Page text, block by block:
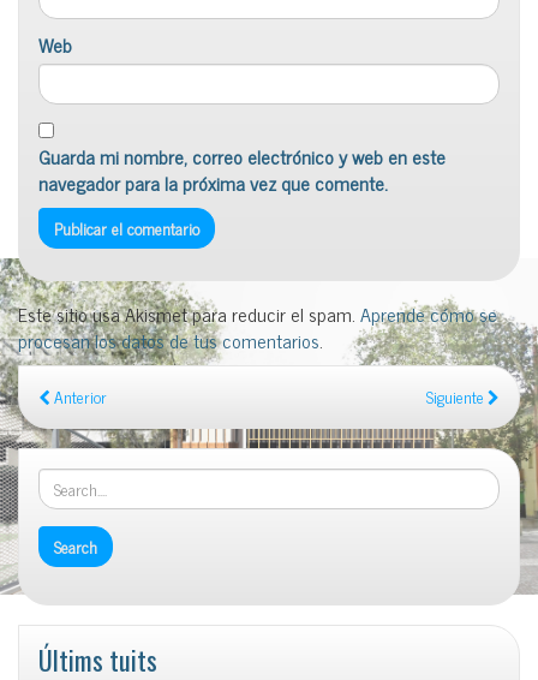
Web
Guarda mi nombre, correo electrónico y web en este
navegador para la próxima vez que comente.
Este sitio usa Akismet para reducir el spam.Aprende cómo se
procesan los datos de tus comentarios.
Anterior Siguiente
Últims tuits